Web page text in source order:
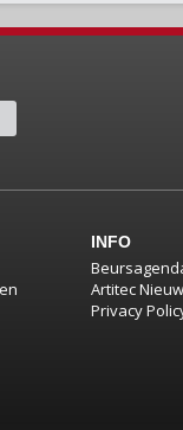
INFO
Artitec
Privacy